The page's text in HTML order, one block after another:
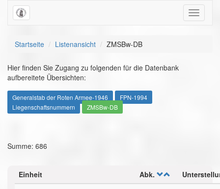
Toggle
Startseite Listenansicht ZMSBw-DB
Hier finden Sie Zugang zu folgenden für die Datenbank
aufbereitete Übersichten:
Generalstab der Roten Armee-1946
FPN-1994
Liegenschaftsnummern
ZMSBw-DB
Summe: 686
Einheit Abk.